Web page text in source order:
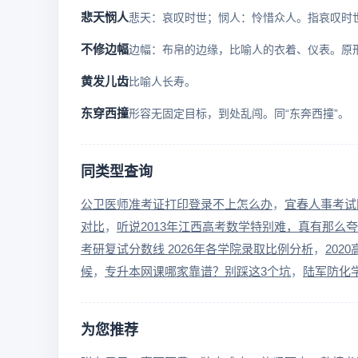
悲天悯人
不修边幅
黄发儿齿比喻人长寿。
东穿西撞形容无固定目标，到处乱闯。同“东奔西撞”。
同类型查询
公卫医师准考证打印登录不上怎么办
宜春人事考
对比
听说2013年江西高考数学特别难，真有那么
考研复试分数线 2026年各学院录取比例分析
2020
候
专升本网课哪家靠谱？别踩这3个坑 陆军防化
为您推荐